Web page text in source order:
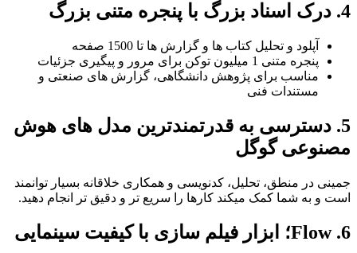
4. درک اسناد بزرگ با پنجره متنی بزرگ
آپلود و تحلیل کتاب ها و گزارش ها تا 1500 صفحه
پنجره متنی 1 میلیون توکن برای مرور و پیگیری جزئیات
مناسب برای پژوهش دانشگاهی، گزارش های صنعتی و
مستندات فنی
5. دسترسی به قدرتمندترین مدل های هوش
مصنوعی گوگل
جمینی در منطق، تحلیل، کدنویسی و همکاری خلاقانه بسیار توانمند
است و به شما کمک میکند کارها را سریع تر و دقیق تر انجام دهید.
6. Flow؛ ابزار فیلم سازی با کیفیت سینمایی